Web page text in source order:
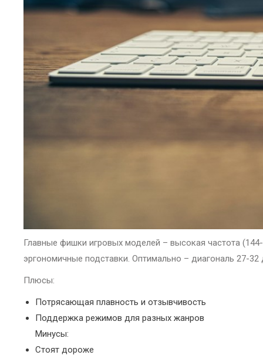
Главные фишки игровых моделей – высокая частота
эргономичные подставки. Оптимально – диагональ 27-
Плюсы:
Потрясающая плавность и отзывчивость
Поддержка режимов для разных жанров
Минусы:
Стоят дороже